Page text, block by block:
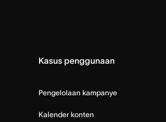
Kasus penggunaan
Pengelolaan kampanye
Kalender konten